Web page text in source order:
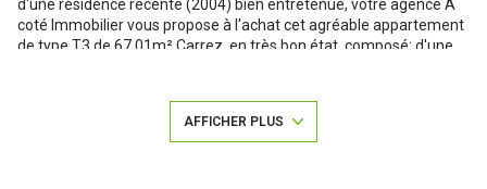
d'une résidence récente (2004) bien entretenue, votre agence A
coté Immobilier vous propose à l'achat cet agréable appartement
de type T3 de 67.01m² Carrez, en très bon état, composé: d'une
Le salon/sejour ainsi que la cuisine sont ouverts ur une belle
AFFICHER PLUS